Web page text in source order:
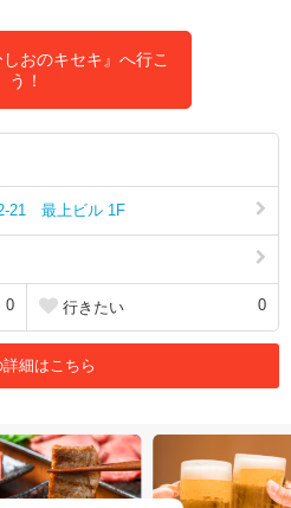
おのキセキ』へ行こ
う！
21 最上ビル 1F
0 行きたい 0
詳細はこちら